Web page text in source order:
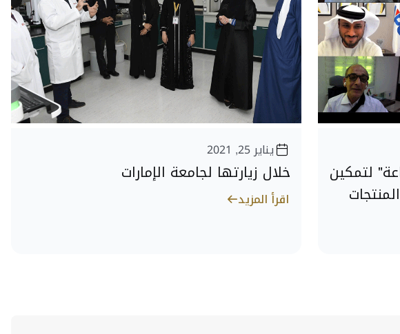
لتمكين
يناير 25, 2021
خلال زيارتها لجامعة الإمارات
اقرأ المزيد